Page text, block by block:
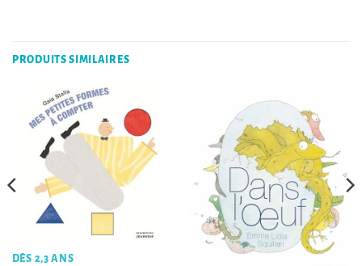
PRODUITS SIMILAIRES
DÈS 2,3 ANS